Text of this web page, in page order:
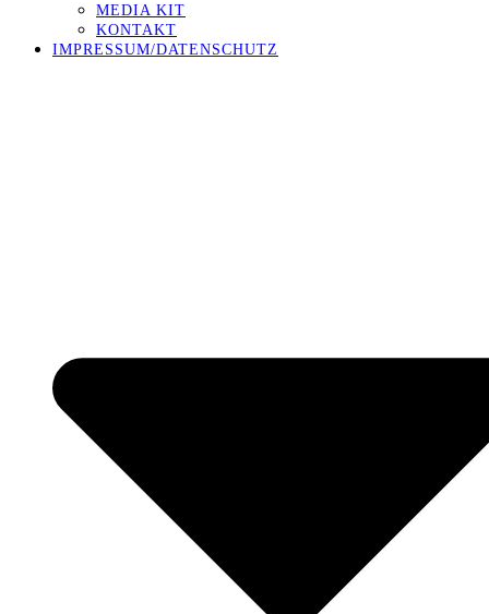
MEDIA KIT
KONTAKT
IMPRESSUM/DATENSCHUTZ